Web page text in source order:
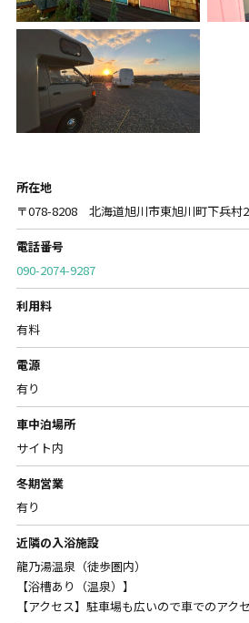
所在地
〒078-8208 北海道旭川市東旭川町下兵村
電話番号
090-2074-9287
利用料
有料
電源
有り
車中泊場所
サイト内
冬期営業
有り
近隣の入浴施設
龍乃湯温泉（徒歩圏内）
【浴槽あり（温泉）】
【アクセス】駐車場も広いので車でのアク